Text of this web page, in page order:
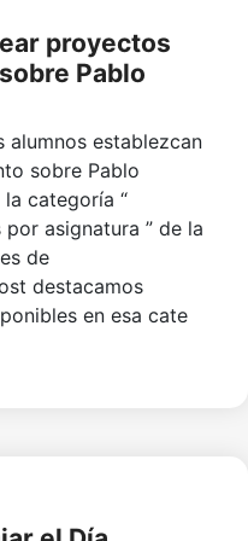
proyectos
Pablo
alumnos establezcan
sobre Pablo
la categoría “
asignatura ” de la
de
destacamos
en esa cate